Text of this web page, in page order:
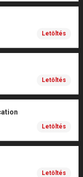
Letöltés
Letöltés
Letöltés
Letöltés